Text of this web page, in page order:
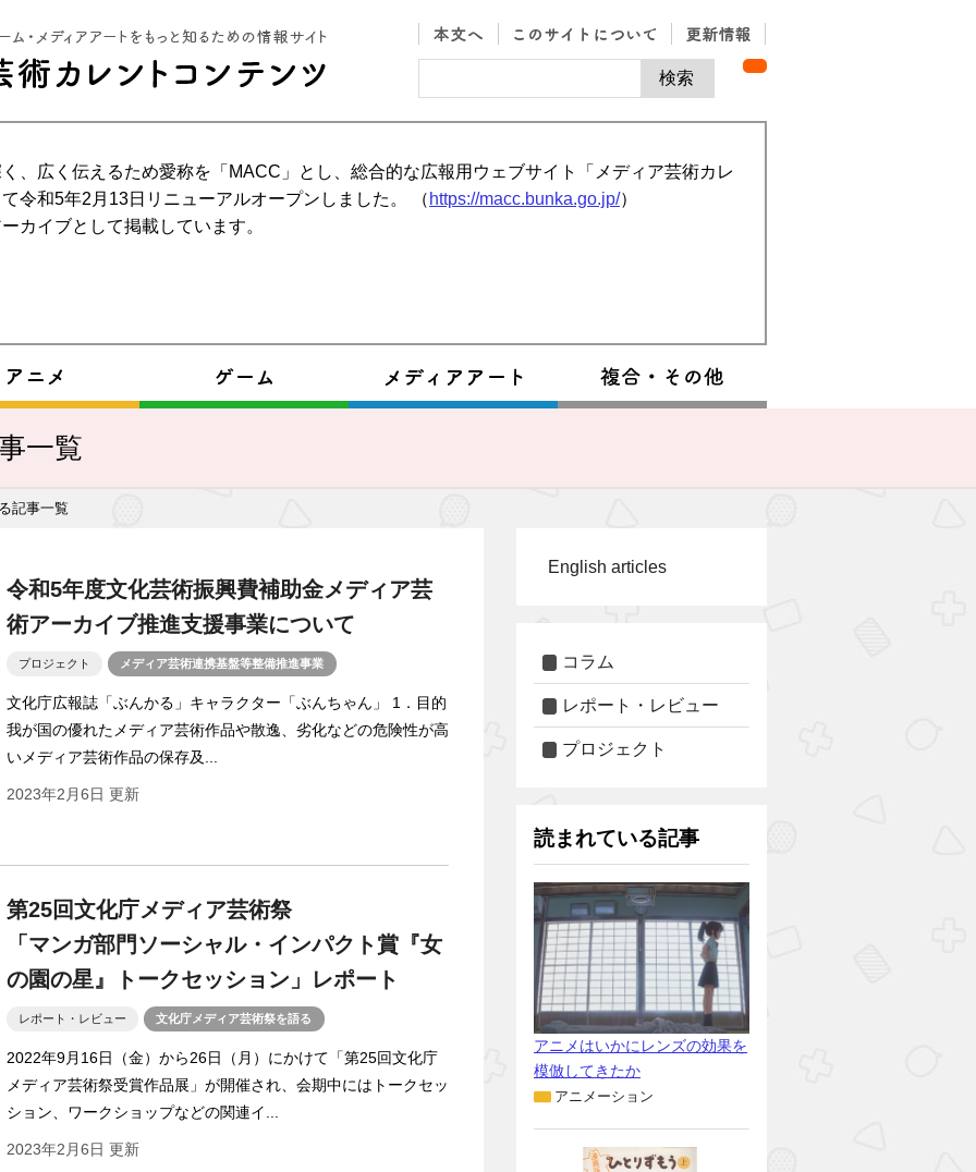
、広く伝えるため愛称を「MACC」とし、総合的な広報用ウェブサイト「メディア芸術カレ
令和5年2月13日リニューアルオープンしました。 （ https://macc.bunka.go.jp/）
カイブとして掲載しています。
一覧
記事一覧
令和5年度文化芸術振興費補助金メディア芸
術アーカイブ推進支援事業について
プロジェクト メディア芸術連携基盤等整備推進事業
文化庁広報誌「ぶんかる」キャラクター「ぶんちゃん」 1．目的
我が国の優れたメディア芸術作品や散逸、劣化などの危険性が高
いメディア芸術作品の保存及...
2023年2月6日 更新
第25回文化庁メディア芸術祭
「マンガ部門ソーシャル・インパクト賞『女
の園の星』トークセッション」レポート
レポート・レビュー 文化庁メディア芸術祭を語る
2022年9月16日（金）から26日（月）にかけて「第25回文化庁
メディア芸術祭受賞作品展」が開催され、会期中にはトークセッ
ション、ワークショップなどの関連イ...
2023年2月6日 更新
English articles
コラム
レポート・レビュー
プロジェクト
読まれている記事
アニメはいかにレンズの効果を
模倣してきたか
アニメーション